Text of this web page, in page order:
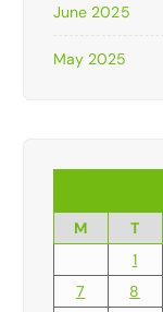
June 2025
May 2025
M
T
1
7
8